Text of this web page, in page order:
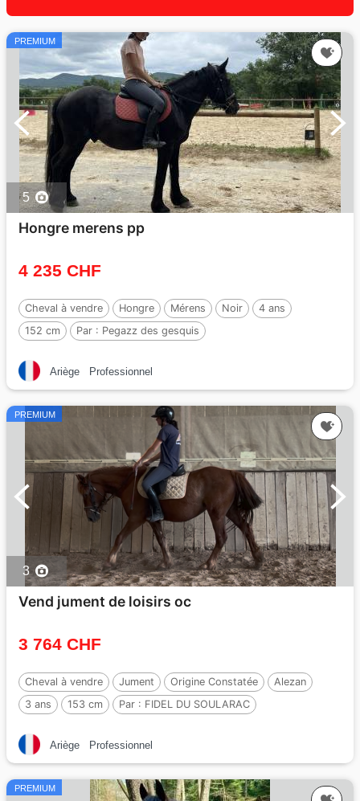
PREMIUM
5
Hongre merens pp
4 235 CHF
Cheval à vendre Hongre Mérens Noir
4 ans
152 cm
Par : Pegazz des gesquis
Ariège Professionnel
PREMIUM
3
Vend jument de loisirs oc
3 764 CHF
Cheval à vendre Jument Origine Constatée
Alezan
3 ans
153 cm Par : FIDEL DU SOULARAC
Ariège Professionnel
PREMIUM